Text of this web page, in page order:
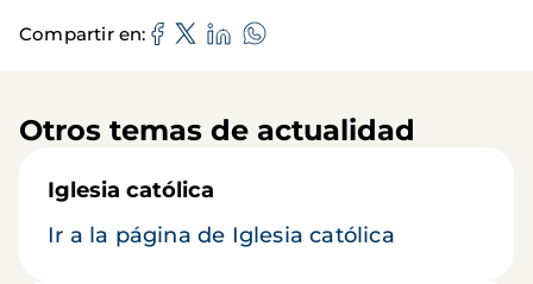
Compartir en
Otros temas de actualidad
Iglesia católica
Ir a la página de Iglesia católica